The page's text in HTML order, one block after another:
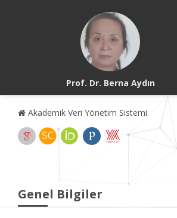
Prof. Dr. Berna Aydın
Akademik Veri Yönetim Sistemi
Genel Bilgiler